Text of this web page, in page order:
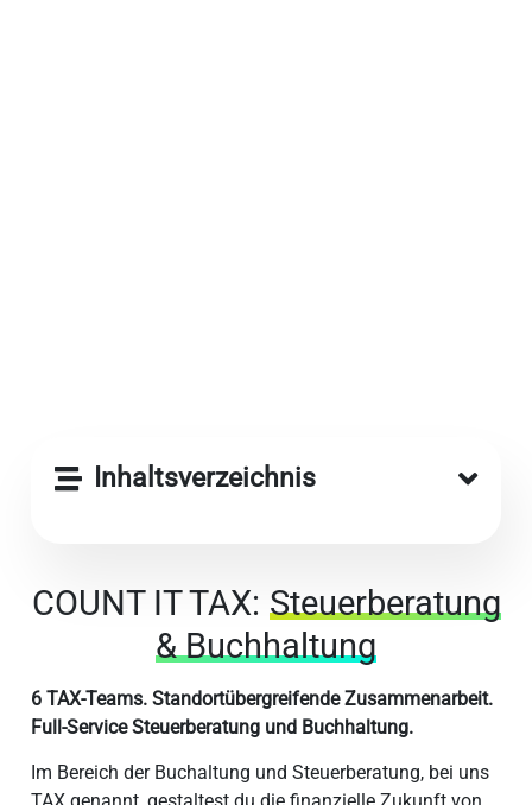
Inhaltsverzeichnis
COUNT IT TAX: Steuerberatung
& Buchhaltung
6 TAX-Teams. Standortübergreifende Zusammenarbeit.
Full-Service Steuerberatung und Buchhaltung.
Im Bereich der Buchaltung und Steuerberatung, bei uns